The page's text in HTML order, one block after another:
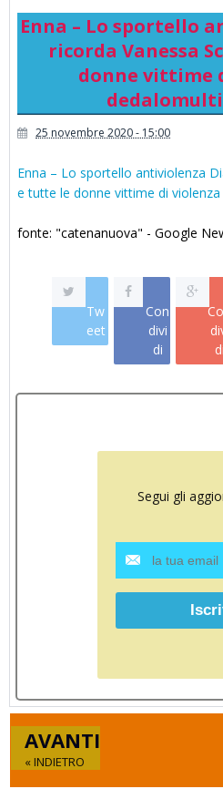
ricorda Vanessa Scialfa e tutte le
dedalomultimedia.it
Enna – Lo sportello
ricorda Vanessa
donne vittime
25 novembre 2020 - 15:00
Enna – Lo sportello antiviolenza
e tutte le donne vittime di violenza
fonte: "catenanuova" - Google
Tw
eet
Con
divi
di
di
Segui gli
AVANTI
« INDIETRO